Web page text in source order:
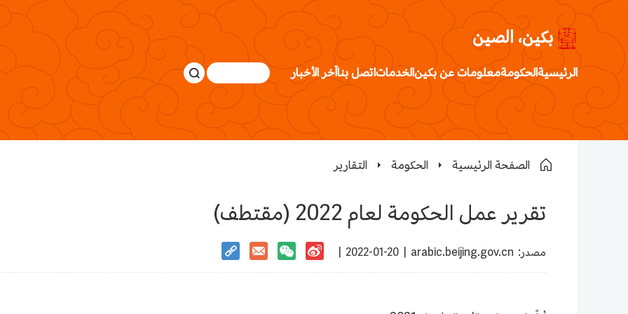
بكين، الصين
الرئيسيةالحكومةمعلومات عن بكينالخدماتاتصل بناآخر الأخبار
الصفحة الرئيسية الحكومة التقارير
تقرير عمل الحكومة لعام 2022 (مقتطف)
arabic.beijing.gov.cn :مصدر 2022-01-20 |